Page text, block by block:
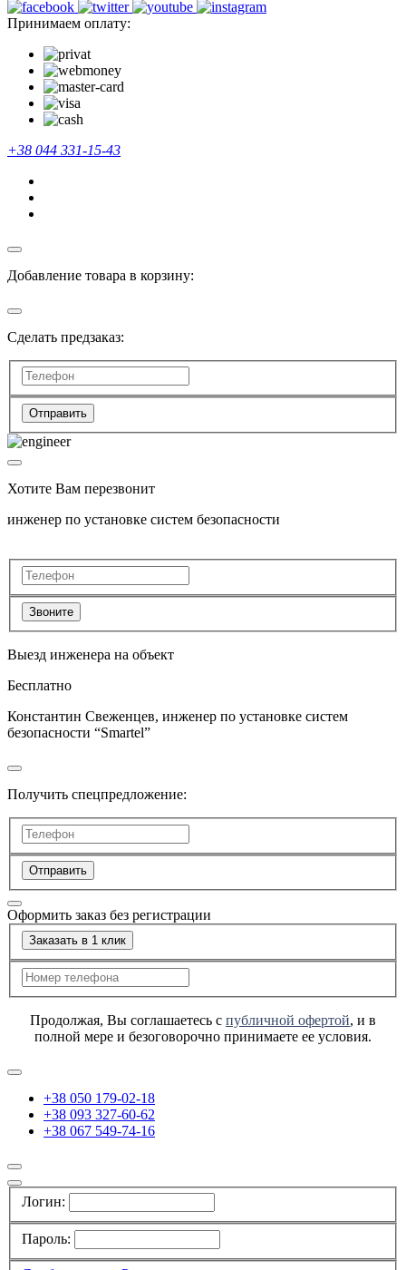
Принимаем оплату:
+38 044 331-15-43
Добавление товара в корзину:
Сделать предзаказ:
Отправить
Хотите Вам перезвонит
инженер по установке систем безопасности
Звоните
Выезд инженера на объект
Бесплатно
Константин Свеженцев, инженер по установке систем
безопасности “Smartel”
Получить спецпредложение:
Отправить
Оформить заказ без регистрации
Заказать в 1 клик
Продолжая, Вы соглашаетесь с публичной офертой, и в
полной мере и безоговорочно принимаете ее условия.
+38 050 179-02-18
+38 093 327-60-62
+38 067 549-74-16
Логин:
Пароль: